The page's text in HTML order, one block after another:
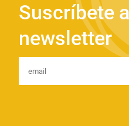
Suscríbete
newsletter